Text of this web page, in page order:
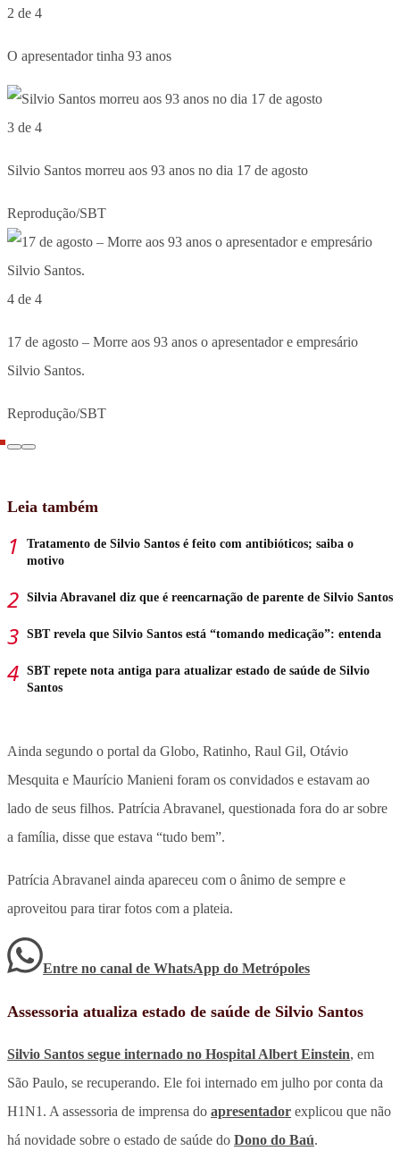
2 de 4
O apresentador tinha 93 anos
3 de 4
Silvio Santos morreu aos 93 anos no dia 17 de agosto
Reprodução/SBT
4 de 4
17 de agosto – Morre aos 93 anos o apresentador e empresário
Silvio Santos.
Reprodução/SBT
Leia também
Tratamento de Silvio Santos é feito com antibióticos; saiba o
motivo
Silvia Abravanel diz que é reencarnação de parente de Silvio Santos
SBT revela que Silvio Santos está “tomando medicação”: entenda
SBT repete nota antiga para atualizar estado de saúde de Silvio
Santos
Ainda segundo o portal da Globo, Ratinho, Raul Gil, Otávio
Mesquita e Maurício Manieni foram os convidados e estavam ao
lado de seus filhos. Patrícia Abravanel, questionada fora do ar sobre
a família, disse que estava “tudo bem”.
Patrícia Abravanel ainda apareceu com o ânimo de sempre e
aproveitou para tirar fotos com a plateia.
Entre no canal de WhatsApp do Metrópoles
Assessoria atualiza estado de saúde de Silvio Santos
Silvio Santos segue internado no Hospital Albert Einstein, em
São Paulo, se recuperando. Ele foi internado em julho por conta da
H1N1. A assessoria de imprensa do apresentador explicou que não
há novidade sobre o estado de saúde do Dono do Baú.